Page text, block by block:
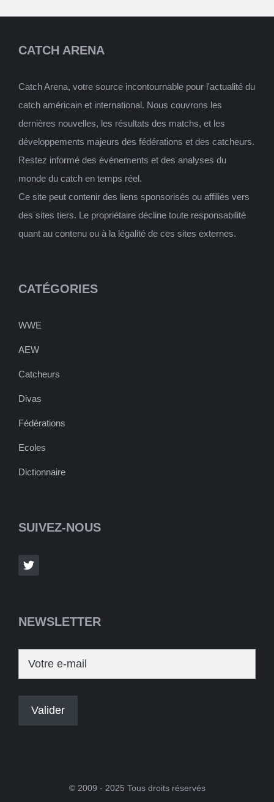
CATCH ARENA
Catch Arena, votre source incontournable pour l'actualité du
catch américain et international. Nous couvrons les
dernières nouvelles, les résultats des matchs, et les
développements majeurs des fédérations et des catcheurs.
Restez informé des événements et des analyses du
monde du catch en temps réel.
Ce site peut contenir des liens sponsorisés ou affiliés vers
des sites tiers. Le propriétaire décline toute responsabilité
quant au contenu ou à la légalité de ces sites externes.
CATÉGORIES
WWE
AEW
Catcheurs
Divas
Fédérations
Ecoles
Dictionnaire
SUIVEZ-NOUS
NEWSLETTER
© 2009 - 2025 Tous droits réservés